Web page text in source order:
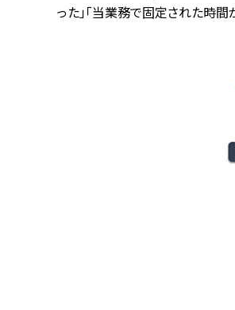
った」「当業務で固定された時間